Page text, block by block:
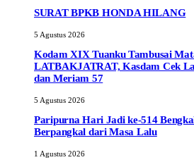
SURAT BPKB HONDA HILANG
5 Agustus 2026
Kodam XIX Tuanku Tambusai
LATBAKJATRAT, Kasdam Cek
dan Meriam 57
5 Agustus 2026
Paripurna Hari Jadi ke-514
Berpangkal dari Masa Lalu
1 Agustus 2026